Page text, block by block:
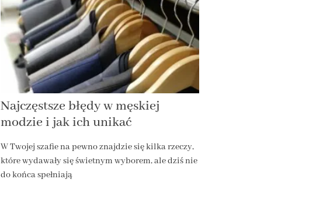
Najczęstsze błędy w męskiej
modzie i jak ich unikać
W Twojej szafie na pewno znajdzie się kilka rzeczy,
które wydawały się świetnym wyborem, ale dziś nie
do końca spełniają